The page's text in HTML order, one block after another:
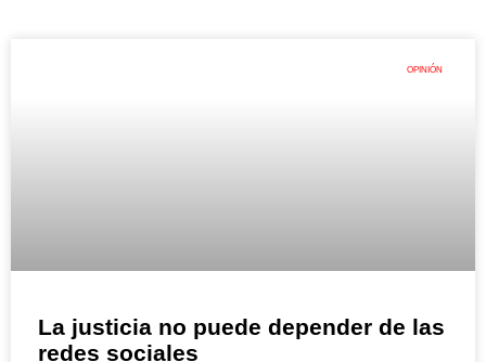
OPINIÓN
La justicia no puede depender de las
redes sociales